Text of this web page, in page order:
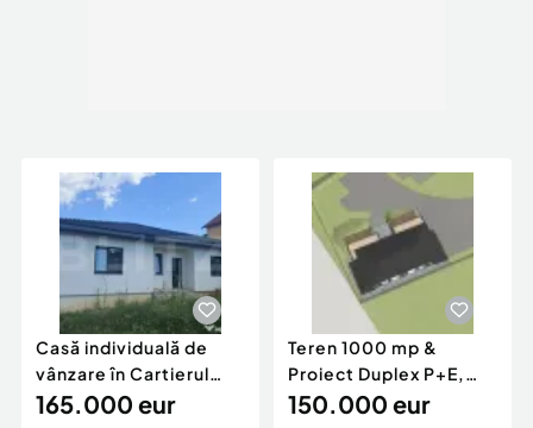
Casă individuală de
vânzare în Cartierul
Răsăritului,
165.000 eur
Teren 1000 mp &
Proiect Duplex P+E,
Sinaia - Zamora,
150.000 eur